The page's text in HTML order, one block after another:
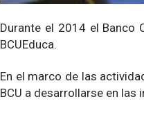
Durante el 2014 el Banco
BCUEduca.
En el marco de las
BCU a desarrollarse en las